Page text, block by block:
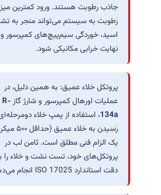
جاذب رطوبت هستند. ورود کمترین میزان
رطوبت به سیستم می‌تواند منجر به تشکیل
اسید، خوردگی سیم‌پیچ‌های کمپرسور و در
نهایت خرابی مکانیکی شود.
پروتکل خلاء عمیق: به همین دلیل، در
عملیات اورهال کمپرسور و شارژ گازR-
134a، استفاده از پمپ خلاء دومرحله‌ای و
رسیدن به خلاء عمیق (حداقل ۵۰۰ میکرون)
یک الزام فنی مطلق است. ثامن لب در
پروتکل‌های خود، تست نشت و خلاء را با
دقت استاندارد ISO 17025 انجام می‌دهد.